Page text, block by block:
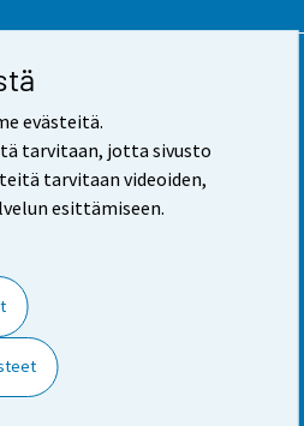
evästeitä.
tarvitaan, jotta sivusto
tarvitaan videoiden,
esittämiseen.